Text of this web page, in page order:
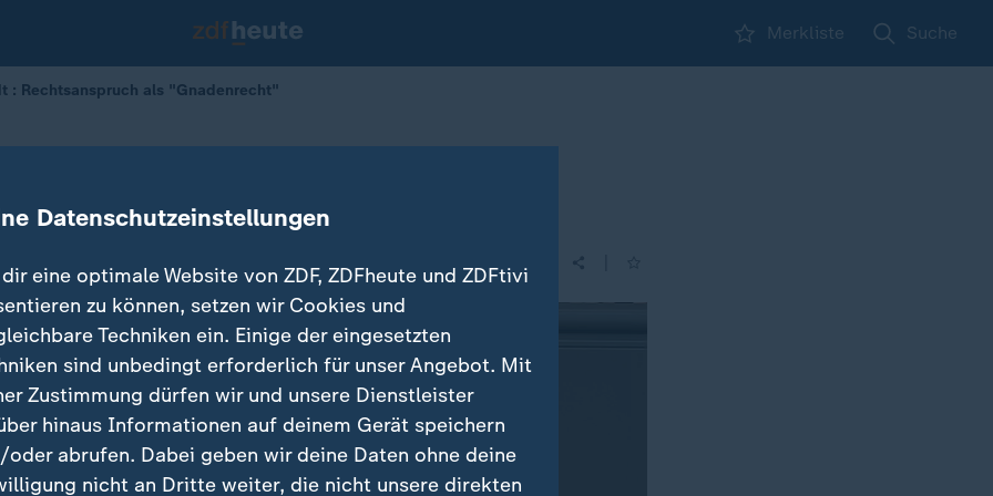
Merkliste Suche
: Rechtsanspruch als "Gnadenrecht"
(Grüne)
als "Gnadenrecht"
Datenschutzeinstellungen
eine optimale Website von ZDF, ZDFheute und ZDFtivi
zu können, setzen wir Cookies und
Techniken ein. Einige der eingesetzten
sind unbedingt erforderlich für unser Angebot. Mit
Zustimmung dürfen wir und unsere Dienstleister
hinaus Informationen auf deinem Gerät speichern
oder abrufen. Dabei geben wir deine Daten ohne deine
nicht an Dritte weiter, die nicht unsere direkten